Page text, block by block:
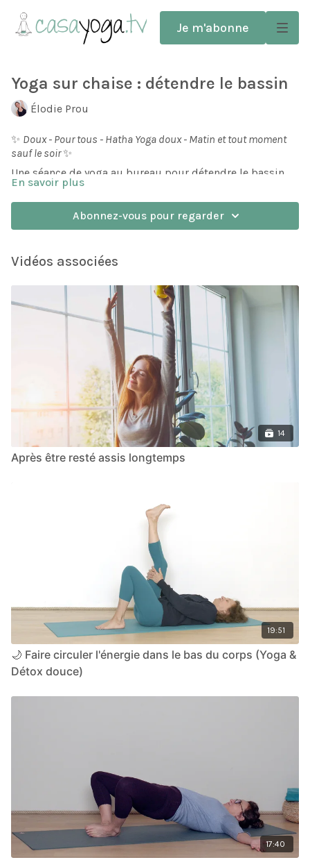
Je m'abonne
Yoga sur chaise : détendre le bassin
Élodie Prou
✨ Doux - Pour tous - Hatha Yoga doux - Matin et tout moment
sauf le soir✨
Une séance de yoga au bureau pour détendre le bassin.
Une séquence sans tapis et axée sur la détente du bas du
corps et des hanches.
Une posture assise prolongée peut maintenir les hanches
en fermeture. Dans cette séquence de hatha yoga, vous
pour libérer de l'espace et retrouver de la mobilité dans
En savoir plus
Abonnez-vous pour regarder
Vidéos associées
14
Après être resté assis longtemps
19:51
🌙 Faire circuler l'énergie dans le bas du corps (Yoga &
Détox douce)
17:40